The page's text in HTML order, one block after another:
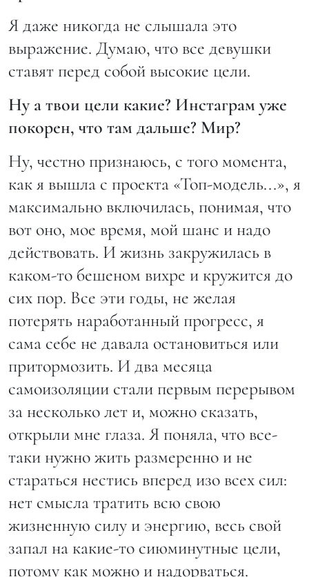
Я даже никогда не слышала это
выражение. Думаю, что все девушки
ставят перед собой высокие цели.
Ну а твои цели какие? Инстаграм уже
покорен, что там дальше? Мир?
Ну, честно признаюсь, с того момента,
как я вышла с проекта «Топ-модель...», я
максимально включилась, понимая, что
вот оно, мое время, мой шанс и надо
действовать. И жизнь закружилась в
каком-то бешеном вихре и кружится до
сих пор. Все эти годы, не желая
потерять наработанный прогресс, я
сама себе не давала остановиться или
притормозить. И два месяца
самоизоляции стали первым перерывом
за несколько лет и, можно сказать,
открыли мне глаза. Я поняла, что все-
таки нужно жить размеренно и не
стараться нестись вперед изо всех сил:
нет смысла тратить всю свою
жизненную силу и энергию, весь свой
запал на какие-то сиюминутные цели,
потому как можно и надорваться.